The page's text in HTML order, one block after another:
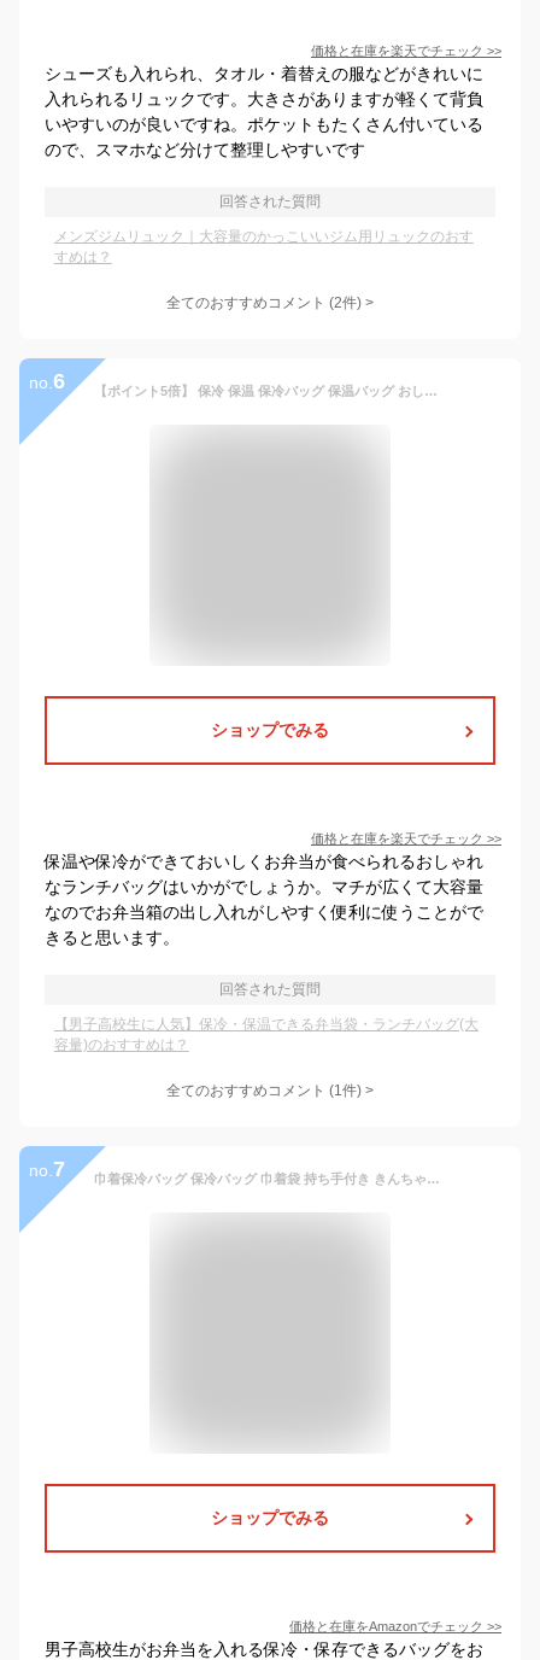
価格と在庫を楽天でチェック >>
シューズも入れられ、タオル・着替えの服などがきれいに
入れられるリュックです。大きさがありますが軽くて背負
いやすいのが良いですね。ポケットもたくさん付いている
ので、スマホなど分けて整理しやすいです
回答された質問
メンズジムリュック｜大容量のかっこいいジム用リュックのおす
すめは？
全てのおすすめコメント (2件) >
no. 6 【ポイント5倍】 保冷 保温 保冷バッグ 保温バッグ おしゃれ 大容量 大きい ランチバッグ アウトドア ランチバッグ 【 REUNION SET バックル付きガバッとバッグ 】 お弁当箱 マチ 広い 弁当袋 お弁当 ブランド 弁当箱 エコバッグ メンズ レディース 女子 女性 男子
ショップでみる
価格と在庫を楽天でチェック >>
保温や保冷ができておいしくお弁当が食べられるおしゃれ
なランチバッグはいかがでしょうか。マチが広くて大容量
なのでお弁当箱の出し入れがしやすく便利に使うことがで
きると思います。
回答された質問
【男子高校生に人気】保冷・保温できる弁当袋・ランチバッグ(大
容量)のおすすめは？
全てのおすすめコメント (1件) >
no. 7 巾着保冷バッグ 保冷バッグ 巾着袋 持ち手付き きんちゃく おしゃれ お弁当袋 お弁当巾着 大容量 プレゼント ギフト はっ水 無地 通学 通勤 アウトドア キャンプ ブラック
ショップでみる
価格と在庫をAmazonでチェック >>
男子高校生がお弁当を入れる保冷・保存できるバッグをお